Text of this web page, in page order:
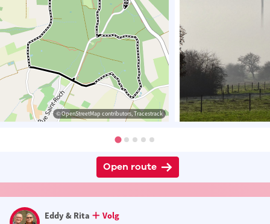
© OpenStreetMap contributors, Tracestrack
Open route
Eddy & Rita
Volg